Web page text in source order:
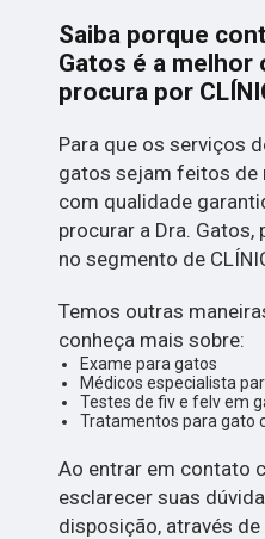
Saiba porque
Gatos é a melhor
procura por
Para que os serviços
gatos sejam feitos de
com qualidade
procurar a Dra.
no segmento de
Temos outras
conheça mais sobre:
Exame para gatos
Médicos especialista
Testes de fiv e felv em
Tratamentos para gato
Ao entrar em contato
esclarecer suas
disposição, através